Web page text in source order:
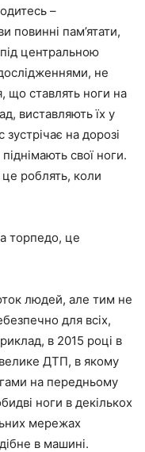
–
повинні пам’ятати,
центральною
не
що ставлять ноги на
виставляють їх у
на дорозі
свої ноги.
це роблять, коли
торпедо, це
людей, але тим не
для всіх,
в 2015 році в
ДТП, в якому
на передньому
ноги в декількох
мережах
в машині.